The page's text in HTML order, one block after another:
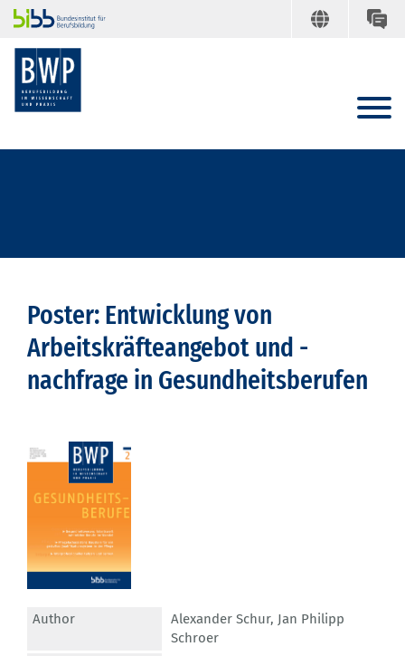
Poster: Entwicklung von
Arbeitskräfteangebot und -
nachfrage in Gesundheitsberufen
Author Alexander Schur, Jan Philipp
Schroer